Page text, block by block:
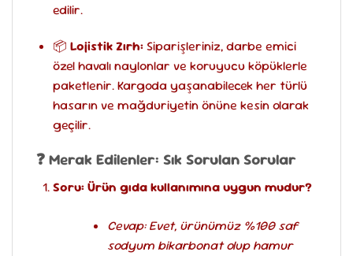
edilir.
📦 Lojistik Zırh:Siparişleriniz, darbe emici
özel havalı naylonlar ve koruyucu köpüklerle
paketlenir. Kargoda yaşanabilecek her türlü
hasarın ve mağduriyetin önüne kesin olarak
geçilir.
❓ Merak Edilenler: Sık Sorulan Sorular
Soru: Ürün gıda kullanımına uygun mudur?
Cevap: Evet, ürünümüz %100 saf
sodyum bikarbonat olup hamur